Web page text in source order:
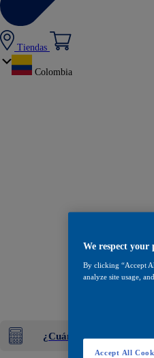
Tiendas
Colombia
¿Cuánta pintura
We respect your
By clicking “Accept
analyze site usage,
Accept All